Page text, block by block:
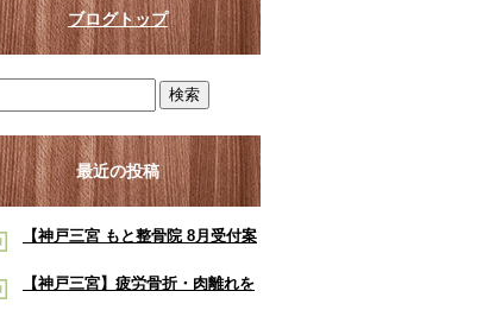
ブログトップ
最近の投稿
【神戸三宮 もと整骨院 8月受付案
内】8月は熱中症・交通事故・ス
【神戸三宮】疲労骨折・肉離れを